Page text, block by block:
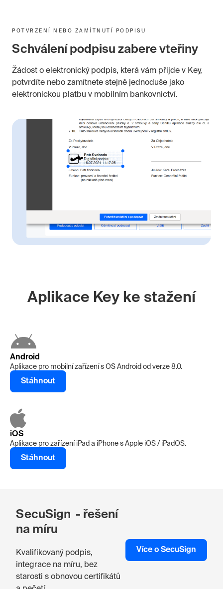
POTVRZENÍ NEBO ZAMÍTNUTÍ PODPISU
Schválení podpisu zabere vteřiny
Žádost o elektronický podpis, která vám přijde v Key,
potvrdíte nebo zamítnete stejně jednoduše jako
elektronickou platbu v mobilním bankovnictví.
Aplikace Key ke stažení
Android
Aplikace pro mobilní zařízení s OS Android od verze 8.0.
Stáhnout
iOS
Aplikace pro zařízení iPad a iPhone s Apple iOS / iPadOS.
Stáhnout
SecuSign - řešení
na míru
Kvalifikovaný podpis,
integrace na míru, bez
starosti s obnovou certifikátů
Více o SecuSign